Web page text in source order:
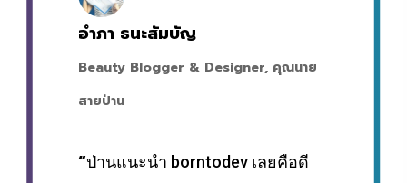
อำภา ธนะสัมบัญ
Beauty Blogger & Designer, คุณนาย
สายป่าน
“ป่านแนะนำ borntodev เลยคือดี